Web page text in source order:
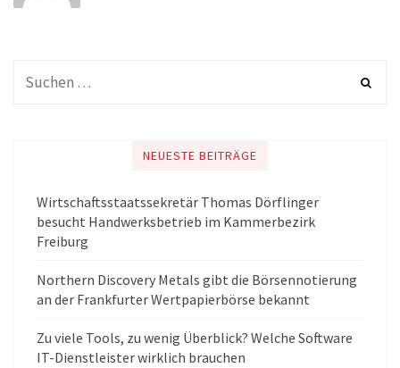
NEUESTE BEITRÄGE
Wirtschaftsstaatssekretär Thomas Dörflinger
besucht Handwerksbetrieb im Kammerbezirk
Freiburg
Northern Discovery Metals gibt die Börsennotierung
an der Frankfurter Wertpapierbörse bekannt
Zu viele Tools, zu wenig Überblick? Welche Software
IT-Dienstleister wirklich brauchen